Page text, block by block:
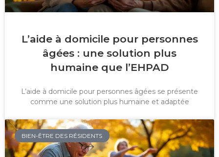
L’aide à domicile pour personnes
âgées : une solution plus
humaine que l’EHPAD
L’aide à domicile pour personnes âgées se présente
comme une solution plus humaine et adaptée
BIEN-ÊTRE DES RÉSIDENTS